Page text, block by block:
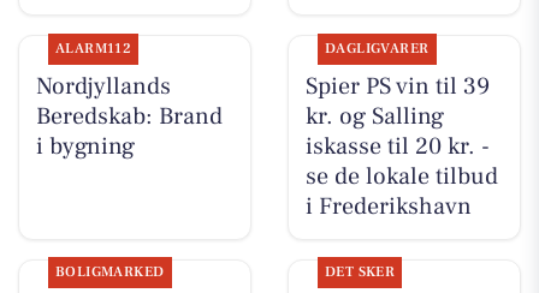
ALARM112
Nordjyllands
Beredskab: Brand
i bygning
DAGLIGVARER
Spier PS vin til 39
kr. og Salling
iskasse til 20 kr. -
se de lokale tilbud
i Frederikshavn
BOLIGMARKED DET SKER